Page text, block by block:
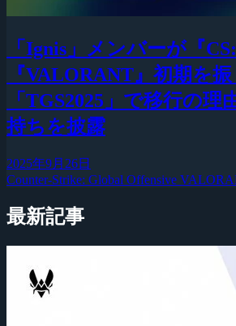
「Ignis」メンバーが『
『VALORANT』初期を振
「TGS2025」で移行の理
持ちを披露
2025年9月26日
Counter-Strike: Global Offensive
最新記事